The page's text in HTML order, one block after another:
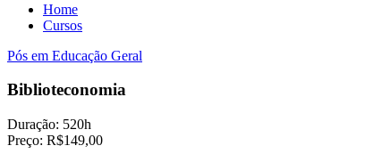
Home
Cursos
Pós em Educação Geral
Biblioteconomia
Duração: 520h
Preço: R$149,00